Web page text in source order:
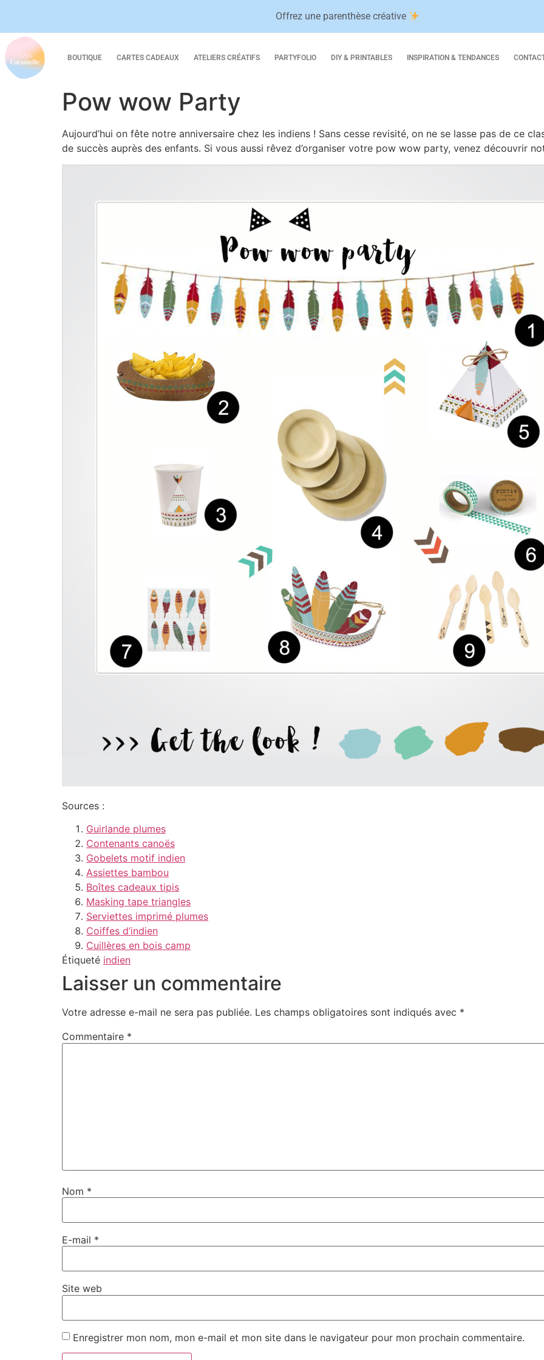
Offrez une parenthèse créative
BOUTIQUE CARTES CADEAUX ATELIERS CRÉATIFS PARTYFOLIO DIY & PRINTABLES INSPIRATION & TENDANCES
Pow wow Party
Aujourd’hui on fête notre anniversaire chez les indiens ! Sans cesse revisité, on ne se lasse pas de ce
de succès auprès des enfants. Si vous aussi rêvez d’organiser votre pow wow party, venez découvrir
Sources :
Guirlande plumes
Contenants canoës
Gobelets motif indien
Assiettes bambou
Boîtes cadeaux tipis
Masking tape triangles
Serviettes imprimé plumes
Coiffes d’indien
Cuillères en bois camp
Étiqueté indien
Laisser un commentaire
Votre adresse e-mail ne sera pas publiée. Les champs obligatoires sont indiqués avec *
Commentaire *
Nom *
E-mail *
Site web
Enregistrer mon nom, mon e-mail et mon site dans le navigateur pour mon prochain commentaire.